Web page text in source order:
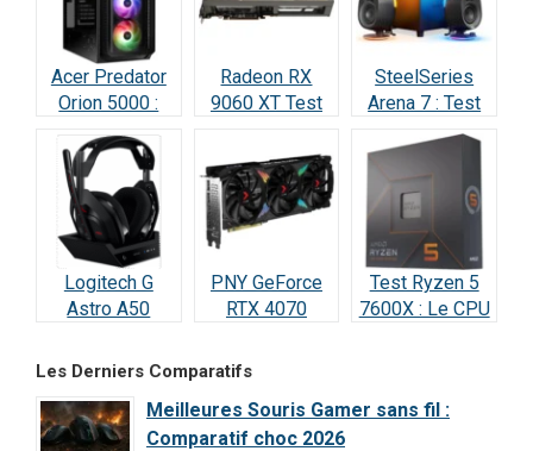
Acer Predator
Orion 5000 :
Test Complet
RTX 5070
(2026)
Radeon RX
9060 XT Test
meilleure carte
à 498 € ?
SteelSeries
Arena 7 : Test
2026 —
Vraiment
incroyable ?
Logitech G
Astro A50
Notre Test
2026
PNY GeForce
RTX 4070
Avis Ultime
Test Ryzen 5
7600X : Le CPU
Les Derniers Comparatifs
Meilleures Souris Gamer sans fil :
Comparatif choc 2026